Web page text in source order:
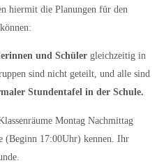
hiermit die Planungen für den
und Schüler gleichzeitig in
sind nicht geteilt, und alle sind
Stundentafel in der Schule.
Montag Nachmittag
(Beginn 17:00Uhr) kennen. Ihr